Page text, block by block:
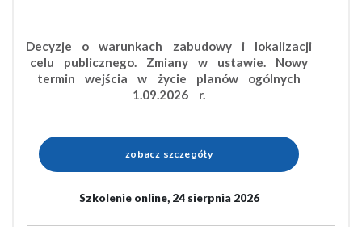
Decyzje o warunkach zabudowy i lokalizacji
celu publicznego. Zmiany w ustawie. Nowy
termin wejścia w życie planów ogólnych
1.09.2026 r.
zobacz szczegóły
Szkolenie online, 24 sierpnia 2026